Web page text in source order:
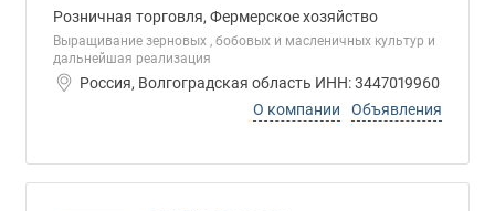
Розничная торговля, Фермерское хозяйство
Выращивание зерновых , бобовых и масленичных культур и
дальнейшая реализация
Россия, Волгоградская область ИНН: 3447019960
О компании
Объявления